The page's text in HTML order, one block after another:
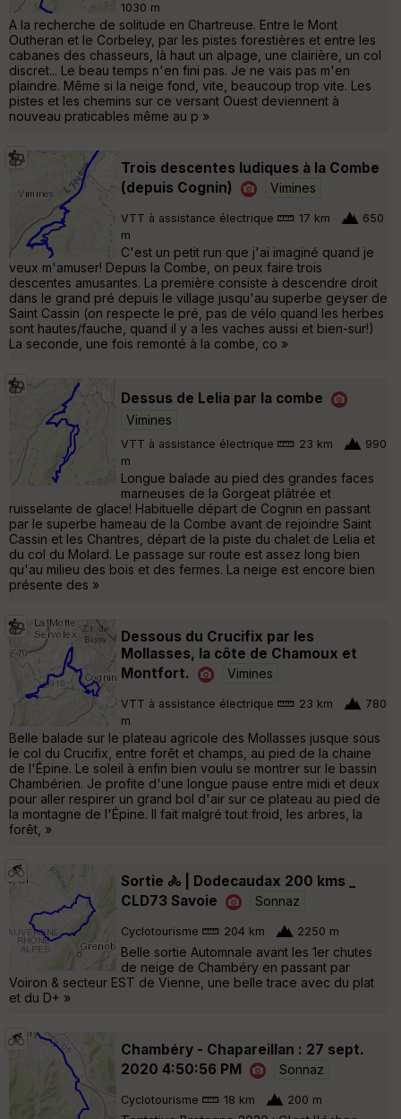
1030 m
A la recherche de solitude en Chartreuse. Entre le Mont
Outheran et le Corbeley, par les pistes forestières et entre les
cabanes des chasseurs, là haut un alpage, une clairière, un col
discret... Le beau temps n'en fini pas. Je ne vais pas m'en
plaindre. Même si la neige fond, vite, beaucoup trop vite. Les
pistes et les chemins sur ce versant Ouest deviennent à
nouveau praticables même au p »
Trois descentes ludiques à la Combe
(depuis Cognin)
Vimines
VTT à assistance électrique 17 km
650
m
C'est un petit run que j'ai imaginé quand je
veux m'amuser! Depuis la Combe, on peux faire trois
descentes amusantes. La première consiste à descendre droit
dans le grand pré depuis le village jusqu'au superbe geyser de
Saint Cassin (on respecte le pré, pas de vélo quand les herbes
sont hautes/fauche, quand il y a les vaches aussi et bien-sur!)
La seconde, une fois remonté à la combe, co »
Dessus de Lelia par la combe
Vimines
VTT à assistance électrique 23 km
990
m
Longue balade au pied des grandes faces
marneuses de la Gorgeat plâtrée et
ruisselante de glace! Habituelle départ de Cognin en passant
par le superbe hameau de la Combe avant de rejoindre Saint
Cassin et les Chantres, départ de la piste du chalet de Lelia et
du col du Molard. Le passage sur route est assez long bien
qu'au milieu des bois et des fermes. La neige est encore bien
présente des »
Dessous du Crucifix par les
Mollasses, la côte de Chamoux et
Montfort.
Vimines
VTT à assistance électrique 23 km
780
m
Belle balade sur le plateau agricole des Mollasses jusque sous
le col du Crucifix, entre forêt et champs, au pied de la chaine
de l'Épine. Le soleil à enfin bien voulu se montrer sur le bassin
Chambérien. Je profite d'une longue pause entre midi et deux
pour aller respirer un grand bol d'air sur ce plateau au pied de
la montagne de l'Épine. Il fait malgré tout froid, les arbres, la
forêt, »
Sortie ​🚴​ | Dodecaudax 200 kms _
CLD73 Savoie
Sonnaz
Cyclotourisme 204 km 2250 m
Belle sortie Automnale avant les 1er chutes
de neige de Chambéry en passant par
Voiron & secteur EST de Vienne, une belle trace avec du plat
et du D+ »
Chambéry - Chapareillan : 27 sept.
2020 4:50:56 PM
Sonnaz
Cyclotourisme 18 km 200 m